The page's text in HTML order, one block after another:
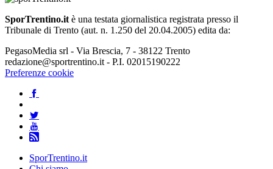
SporTrentino.it è una testata giornalistica registrata presso il
Tribunale di Trento (aut. n. 1.250 del 20.04.2005) edita da:
PegasoMedia srl - Via Brescia, 7 - 38122 Trento
redazione@sportrentino.it - P.I. 02015190222
Preferenze cookie
SporTrentino.it